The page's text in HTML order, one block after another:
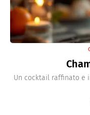
Un cocktail raffinato e